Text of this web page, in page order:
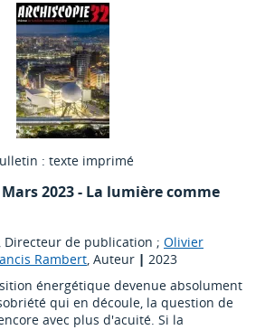
: texte imprimé
Mars 2023 - La lumière comme
, Directeur de publication ; Olivier
Rambert, Auteur | 2023
énergétique devenue absolument
qui en découle, la question de
avec plus d'acuité. Si la